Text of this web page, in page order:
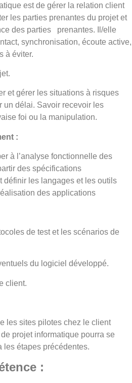
est de gérer la relation client
les parties prenantes du projet et
des parties prenantes. Il/elle
synchronisation, écoute active,
à éviter.
et gérer les situations à risques
un délai. Savoir recevoir les
foi ou la manipulation.
:
à l’analyse fonctionnelle des
des spécifications
définir les langages et les outils
des applications
de test et les scénarios de
du logiciel développé.
client.
les sites pilotes chez le client
projet informatique pourra se
les étapes précédentes.
: